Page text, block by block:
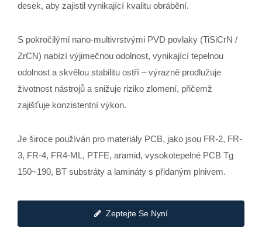
desek, aby zajistil vynikající kvalitu obrábění.
S pokročilými nano-multivrstvými PVD povlaky (TiSiCrN /
ZrCN) nabízí výjimečnou odolnost, vynikající tepelnou
odolnost a skvělou stabilitu ostří – výrazně prodlužuje
životnost nástrojů a snižuje riziko zlomení, přičemž
zajišťuje konzistentní výkon.
Je široce používán pro materiály PCB, jako jsou FR-2, FR-
3, FR-4, FR4-ML, PTFE, aramid, vysokotepelné PCB Tg
150~190, BT substráty a lamináty s přidaným plnivem.
Zeptejte Se Nyní